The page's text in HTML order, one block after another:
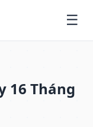
16 Tháng